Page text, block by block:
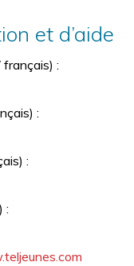
et d’aide
:
:
:
: